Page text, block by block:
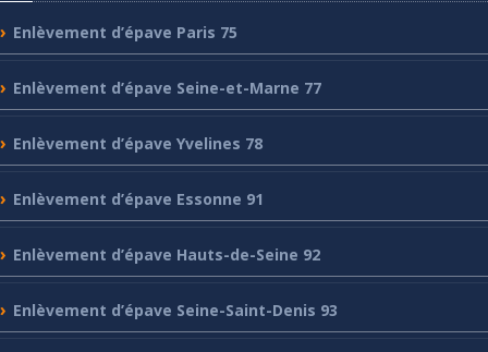
Enlèvement d’épave Paris 75
Enlèvement d’épave Seine-et-Marne 77
Enlèvement d’épave Yvelines 78
Enlèvement d’épave Essonne 91
Enlèvement d’épave Hauts-de-Seine 92
Enlèvement d’épave Seine-Saint-Denis 93